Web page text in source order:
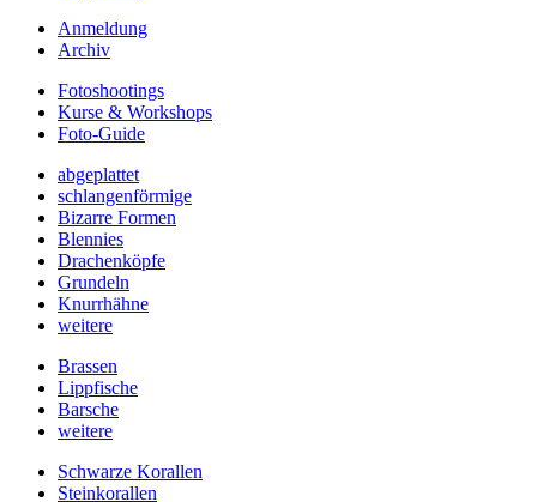
Anmeldung
Archiv
Fotoshootings
Kurse & Workshops
Foto-Guide
abgeplattet
schlangenförmige
Bizarre Formen
Blennies
Drachenköpfe
Grundeln
Knurrhähne
weitere
Brassen
Lippfische
Barsche
weitere
Schwarze Korallen
Steinkorallen